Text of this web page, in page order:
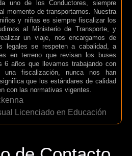
uno de los Conductores, siempre
momento de transportarnos. Nuestra
y niñas es siempre fiscalizar los
al Ministerio de Transporte, y
un viaje, nos encargamos de
legales se respeten a cabalidad, a
en terreno que revisan los buses
años que llevamos trabajando con
una fiscalización, nunca nos han
que los estándares de calidad
con las normativas vigentes.
Licenciado en Educación